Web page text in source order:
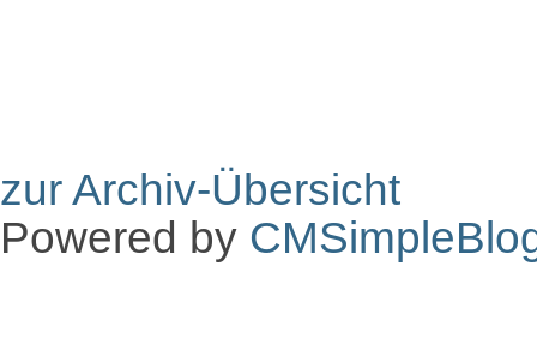
zur Archiv-Übersicht
Powered by